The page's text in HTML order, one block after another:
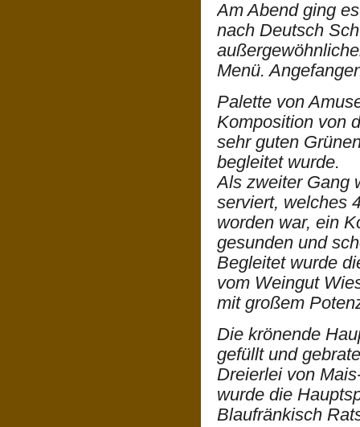
Am Abend ging
nach Deutsch
Menü.
Palette von
Komposition von
sehr guten
begleitet wurde.
Als zweiter Gang
serviert, welches
worden war, ein
gesunden und
Begleitet wurde
vom Weingut
mit großem
Die krönende
gefüllt und
Dreierlei von
wurde die
Blaufränkisch